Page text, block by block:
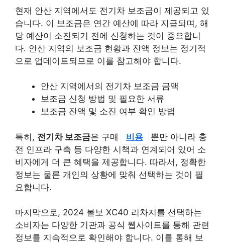
현재 안산 지역에서도 전기차 보조금이 제공되고 있
습니다. 이 보조금은 연간 예산에 따라 지급되며, 해
당 예산이 소진되기 전에 신청하는 것이 중요합니
다. 안산 지역의 보조금 현황과 잔액 정보는 정기적
으로 업데이트되므로 이를 참고해야 합니다.
안산 지역에서의 전기차 보조금 금액
보조금 신청 방법 및 필요한 서류
보조금 잔액 및 소진 여부 확인 방법
특히, 전기차 보조금은 구매 비용
뿐만 아니라 충
전 인프라 구축 등 다양한 시책과 연계되어 있어 소
비자에게 더 큰 혜택을 제공합니다. 따라서, 정확한
정보는 물론 개인의 상황에 맞춰 선택하는 것이 필
요합니다.
마지막으로, 2024 볼보 XC40 리차지를 선택하는
소비자는 다양한 기관과 공식 웹사이트를 통해 관련
정보를 지속적으로 확인해야 합니다. 이를 통해 보